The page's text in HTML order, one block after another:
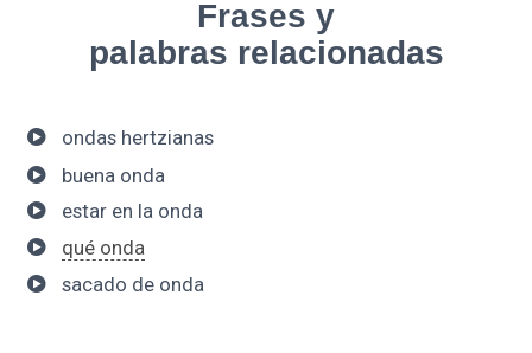
Frases y
palabras relacionadas
ondas hertzianas
buena onda
estar en la onda
qué onda
sacado de onda